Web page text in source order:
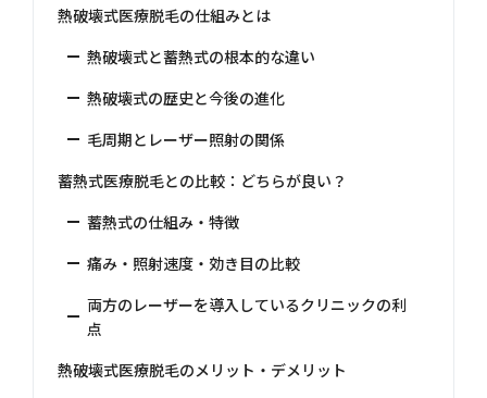
熱破壊式医療脱毛の仕組みとは
熱破壊式と蓄熱式の根本的な違い
熱破壊式の歴史と今後の進化
毛周期とレーザー照射の関係
蓄熱式医療脱毛との比較：どちらが良い？
蓄熱式の仕組み・特徴
痛み・照射速度・効き目の比較
両方のレーザーを導入しているクリニックの利
点
熱破壊式医療脱毛のメリット・デメリット